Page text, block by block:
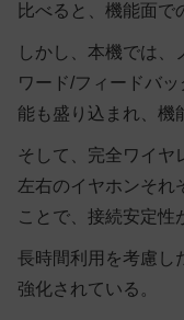
比べると、機能面で
しかし、本機では、
ワード/フィードバ
能も盛り込まれ、機
そして、完全ワイヤ
左右のイヤホンそれ
ことで、接続安定性
長時間利用を考慮し
強化されている。